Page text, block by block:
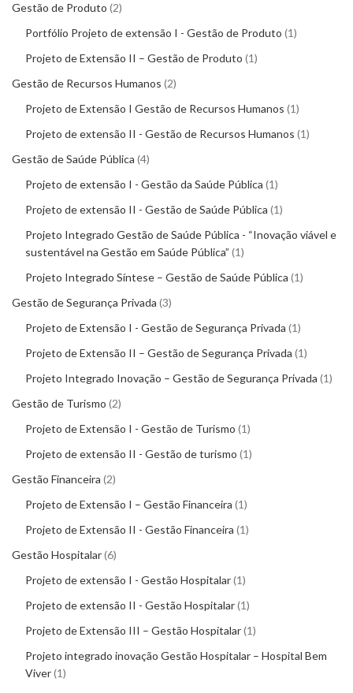
Gestão de Produto 2
Portfólio Projeto de extensão I - Gestão de Produto 1
Projeto de Extensão II – Gestão de Produto 1
Gestão de Recursos Humanos 2
Projeto de Extensão I Gestão de Recursos Humanos 1
Projeto de extensão II - Gestão de Recursos Humanos 1
Gestão de Saúde Pública 4
Projeto de extensão I - Gestão da Saúde Pública 1
Projeto de extensão II - Gestão de Saúde Pública 1
Projeto Integrado Gestão de Saúde Pública - “Inovação viável e
sustentável na Gestão em Saúde Pública” 1
Projeto Integrado Síntese – Gestão de Saúde Pública 1
Gestão de Segurança Privada 3
Projeto de Extensão I - Gestão de Segurança Privada 1
Projeto de Extensão II – Gestão de Segurança Privada 1
Projeto Integrado Inovação – Gestão de Segurança Privada 1
Gestão de Turismo 2
Projeto de Extensão I - Gestão de Turismo 1
Projeto de extensão II - Gestão de turismo 1
Gestão Financeira 2
Projeto de Extensão I – Gestão Financeira 1
Projeto de Extensão II - Gestão Financeira 1
Gestão Hospitalar 6
Projeto de extensão I - Gestão Hospitalar 1
Projeto de extensão II - Gestão Hospitalar 1
Projeto de Extensão III – Gestão Hospitalar 1
Projeto integrado inovação Gestão Hospitalar – Hospital Bem
Viver 1